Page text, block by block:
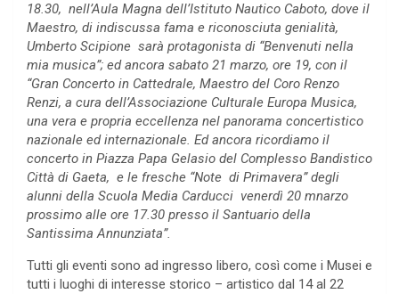
18.30, nell’Aula Magna dell’Istituto Nautico Caboto, dove il
Maestro, di indiscussa fama e riconosciuta genialità,
Umberto Scipione sarà protagonista di “Benvenuti nella
mia musica”; ed ancora sabato 21 marzo, ore 19, con il
“Gran Concerto in Cattedrale, Maestro del Coro Renzo
Renzi, a cura dell’Associazione Culturale Europa Musica,
una vera e propria eccellenza nel panorama concertistico
nazionale ed internazionale. Ed ancora ricordiamo il
concerto in Piazza Papa Gelasio del Complesso Bandistico
Città di Gaeta, e le fresche “Note di Primavera” degli
alunni della Scuola Media Carducci venerdì 20 mnarzo
prossimo alle ore 17.30 presso il Santuario della
Santissima Annunziata”.
Tutti gli eventi sono ad ingresso libero, così come i Musei e
tutti i luoghi di interesse storico – artistico dal 14 al 22